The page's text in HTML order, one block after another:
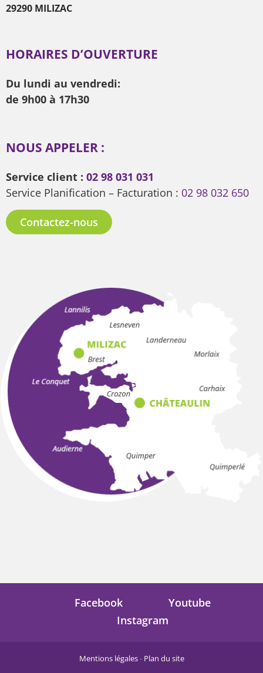
29290 MILIZAC
HORAIRES D’OUVERTURE
Du lundi au vendredi:
de 9h00 à 17h30
NOUS APPELER :
Service client : 02 98 031 031
Service Planification – Facturation : 02 98 032 650
Contactez-nous
Facebook
Youtube
Instagram
Mentions légales- Plan du site